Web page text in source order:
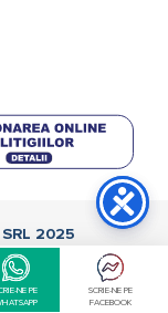
NE PE
SCRIE-NE PE
FACEBOOK
2025